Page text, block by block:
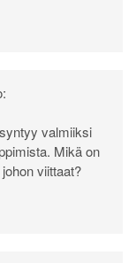
valmiiksi
Mikä on
viittaat?